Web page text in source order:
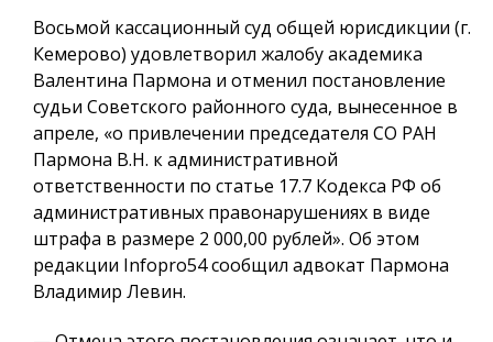
Восьмой кассационный суд общей юрисдикции (г.
Кемерово) удовлетворил жалобу академика
Валентина Пармона и отменил постановление
судьи Советского районного суда, вынесенное в
апреле, «о привлечении председателя СО РАН
Пармона В.Н. к административной
ответственности по статье 17.7 Кодекса РФ об
административных правонарушениях в виде
штрафа в размере 2 000,00 рублей». Об этом
редакции Infopro54 сообщил адвокат Пармона
Владимир Левин.